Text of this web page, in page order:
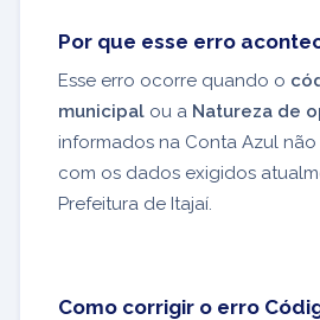
Por que esse erro
Esse erro ocorre quando o
municipal ou a Natureza de
informados na Conta Azul
com os dados exigidos
Prefeitura de Itajaí.
Como corrigir o erro